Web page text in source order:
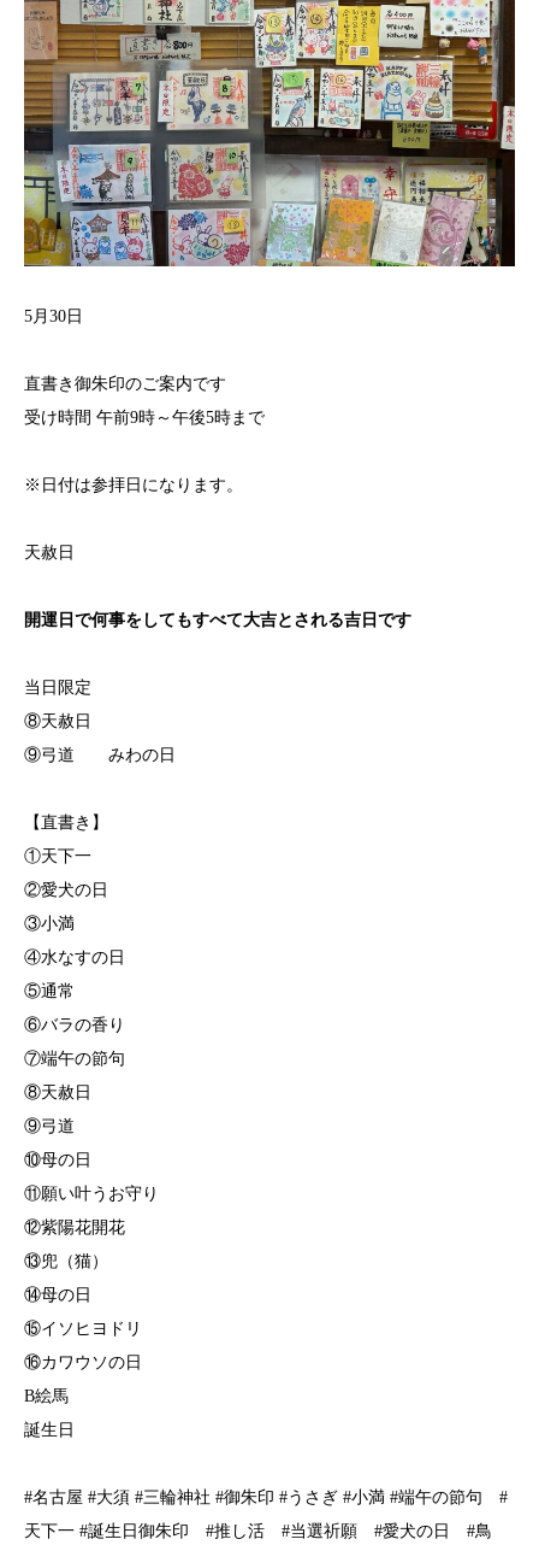
5月30日
直書き御朱印のご案内です
受け時間 午前9時～午後5時まで⁡
※日付は参拝日になります。
天赦日
開運日で何事をしてもすべて大吉とされる吉日です
当日限定
⑧天赦日
⑨弓道 みわの日
【直書き】
①天下一
②愛犬の日
③小満
④水なすの日
⑤通常
⑥バラの香り
⑦端午の節句
⑧天赦日
⑨弓道
⑩母の日
⑪願い叶うお守り
⑫紫陽花開花
⑬兜（猫）
⑭母の日
⑮イソヒヨドリ
⑯カワウソの日
B絵馬
誕生日
#名古屋 #大須 #三輪神社 #御朱印 #うさぎ #小満 #端午の節句 #
天下一 #誕生日御朱印 #推し活 #当選祈願 #愛犬の日 #鳥